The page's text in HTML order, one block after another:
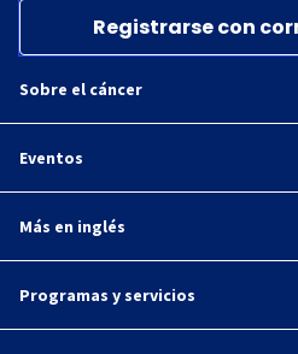
Registrarse con
Sobre el cáncer
Eventos
Más en inglés
Programas y servicios